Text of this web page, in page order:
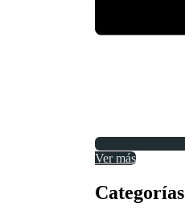
Ver más
Categorías